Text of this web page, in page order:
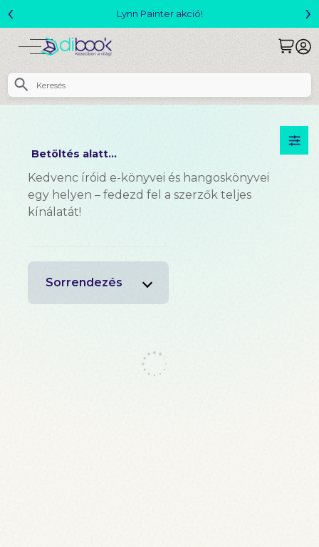
Megjelent! L. J. Shen: Legvadabb
‹ ›
Betöltés alatt...
Kedvenc íróid e-könyvei és hangoskönyvei
egy helyen – fedezd fel a szerzők teljes
kínálatát!
Sorrendezés